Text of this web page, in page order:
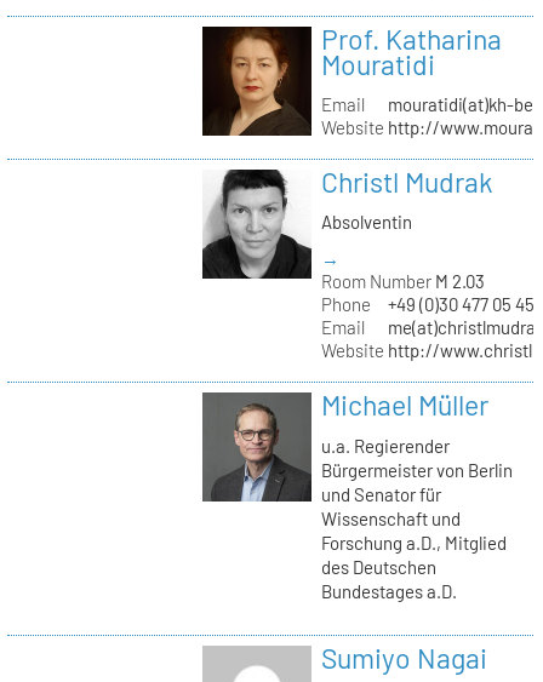
Prof. Katharina
Mouratidi
Email
mouratidi(at)kh-
Website http://
Christl Mudrak
Absolventin
→
Room NumberM 2.03
Phone
+49 (0)30 477 05
Email
Website http://
Michael Müller
u.a. Regierender
Bürgermeister von Berlin
und Senator für
Wissenschaft und
Forschung a.D., Mitglied
des Deutschen
Bundestages a.D.
Sumiyo Nagai